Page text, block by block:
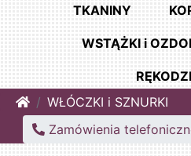
TKANINY
WSTĄŻKI i
HomeWŁÓCZKI i SZNURKI
Zamówienia